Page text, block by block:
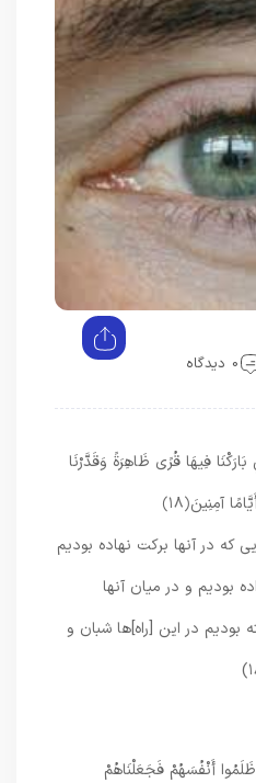
0 دیدگاه
فِيهَا قُرًى ظَاهِرَةً وَقَدَّرْنَا
آمِنِينَ﴿۱۸﴾
كه در آنها بركت نهاده بوديم
بوديم و در ميان آنها
بوديم در اين [راه]ها شبان و
أَنْفُسَهُمْ فَجَعَلْنَاهُمْ